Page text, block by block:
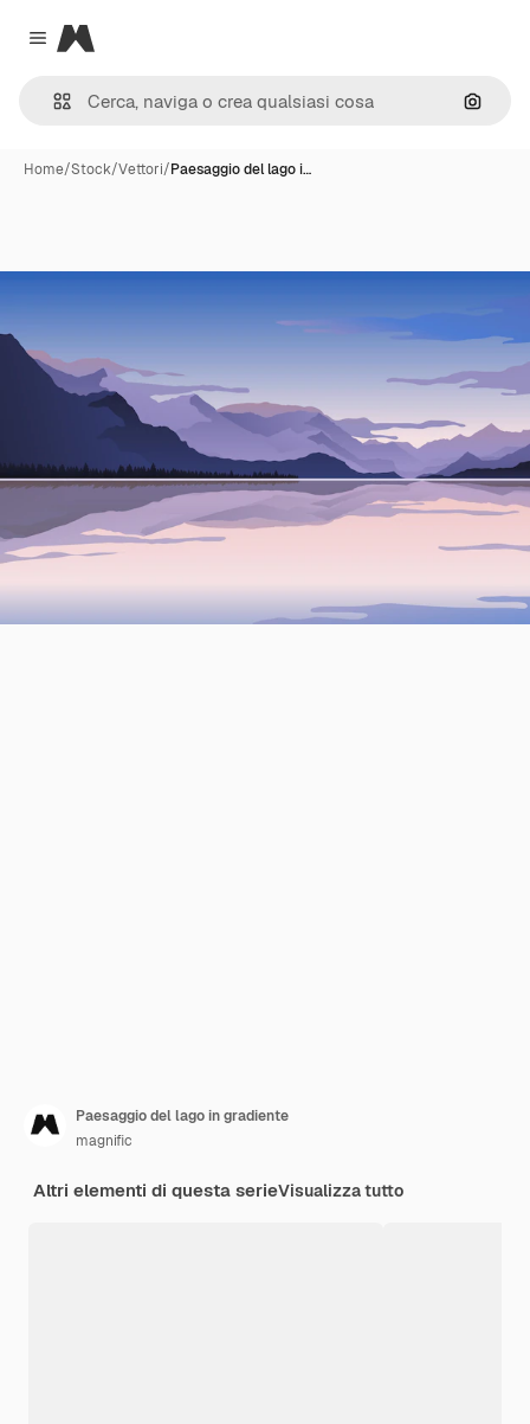
Close menu
Magnific
Cerca
Home/Stock/Vettori/Paesaggio del lago i…
Paesaggio del lago in gradiente
magnific
Altri elementi di questa serieVisualizza tutto